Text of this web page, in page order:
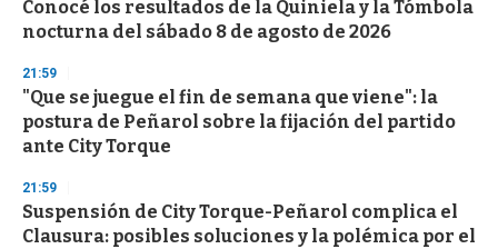
Conocé los resultados de la Quiniela y la Tómbola
nocturna del sábado 8 de agosto de 2026
21:59
"Que se juegue el fin de semana que viene": la
postura de Peñarol sobre la fijación del partido
ante City Torque
21:59
Suspensión de City Torque-Peñarol complica el
Clausura: posibles soluciones y la polémica por el